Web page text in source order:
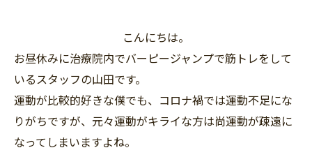
こんにちは。
お昼休みに治療院内でバーピージャンプで筋トレをして
いるスタッフの山田です。
運動が比較的好きな僕でも、コロナ禍では運動不足にな
りがちですが、元々運動がキライな方は尚運動が疎遠に
なってしまいますよね。